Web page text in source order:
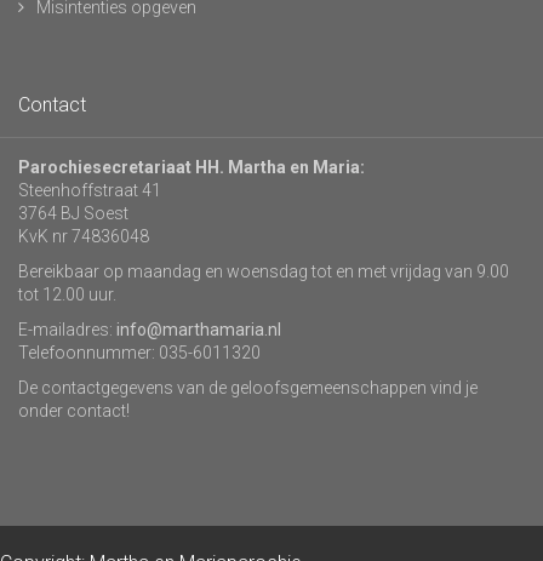
Misintenties opgeven
Contact
Parochiesecretariaat HH. Martha en Maria:
Steenhoffstraat 41
3764 BJ Soest
KvK nr 74836048
Bereikbaar op maandag en woensdag tot en met vrijdag van 9.00
tot 12.00 uur.
E-mailadres: info@marthamaria.nl
Telefoonnummer: 035-6011320
De contactgegevens van de geloofsgemeenschappen vind je
onder contact!